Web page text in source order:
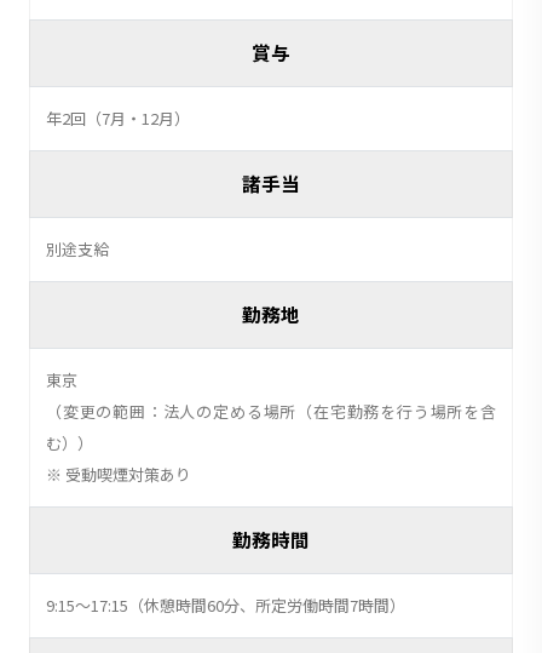
賞与
年2回（7月・12月）
諸手当
別途支給
勤務地
東京
（変更の範囲：法人の定める場所（在宅勤務を行う場所を含
む））
※ 受動喫煙対策あり
勤務時間
9:15～17:15（休憩時間60分、所定労働時間7時間）